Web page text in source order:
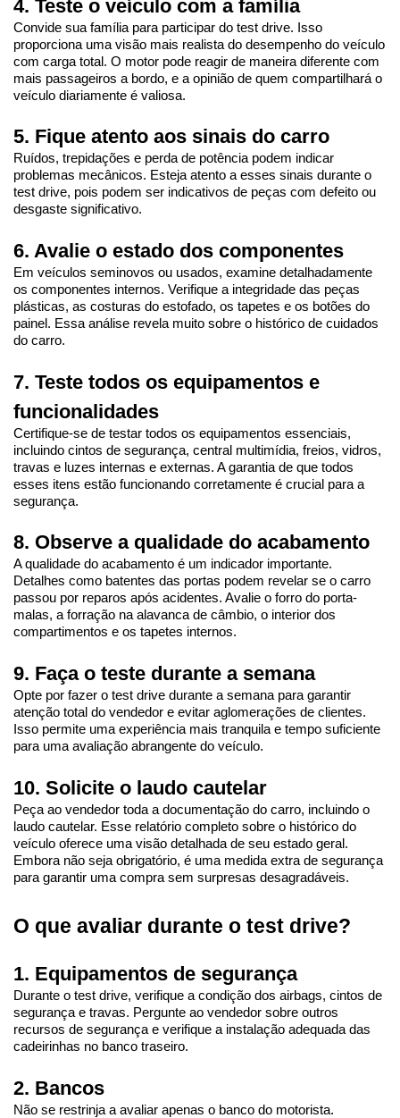
4. Teste o veículo com a família
Convide sua família para participar do test drive. Isso
proporciona uma visão mais realista do desempenho do veículo
com carga total. O motor pode reagir de maneira diferente com
mais passageiros a bordo, e a opinião de quem compartilhará o
veículo diariamente é valiosa.
5. Fique atento aos sinais do carro
Ruídos, trepidações e perda de potência podem indicar
problemas mecânicos. Esteja atento a esses sinais durante o
test drive, pois podem ser indicativos de peças com defeito ou
desgaste significativo.
6. Avalie o estado dos componentes
Em veículos seminovos ou usados, examine detalhadamente
os componentes internos. Verifique a integridade das peças
plásticas, as costuras do estofado, os tapetes e os botões do
painel. Essa análise revela muito sobre o histórico de cuidados
do carro.
7. Teste todos os equipamentos e
funcionalidades
Certifique-se de testar todos os equipamentos essenciais,
incluindo cintos de segurança, central multimídia, freios, vidros,
travas e luzes internas e externas. A garantia de que todos
esses itens estão funcionando corretamente é crucial para a
segurança.
8. Observe a qualidade do acabamento
A qualidade do acabamento é um indicador importante.
Detalhes como batentes das portas podem revelar se o carro
passou por reparos após acidentes. Avalie o forro do porta-
malas, a forração na alavanca de câmbio, o interior dos
compartimentos e os tapetes internos.
9. Faça o teste durante a semana
Opte por fazer o test drive durante a semana para garantir
atenção total do vendedor e evitar aglomerações de clientes.
Isso permite uma experiência mais tranquila e tempo suficiente
para uma avaliação abrangente do veículo.
10. Solicite o laudo cautelar
Peça ao vendedor toda a documentação do carro, incluindo o
laudo cautelar. Esse relatório completo sobre o histórico do
veículo oferece uma visão detalhada de seu estado geral.
Embora não seja obrigatório, é uma medida extra de segurança
para garantir uma compra sem surpresas desagradáveis.
O que avaliar durante o test drive?
1. Equipamentos de segurança
Durante o test drive, verifique a condição dos airbags, cintos de
segurança e travas. Pergunte ao vendedor sobre outros
recursos de segurança e verifique a instalação adequada das
cadeirinhas no banco traseiro.
2. Bancos
Não se restrinja a avaliar apenas o banco do motorista.